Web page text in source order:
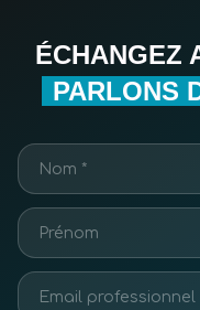
ÉCHANGEZ
PARLONS